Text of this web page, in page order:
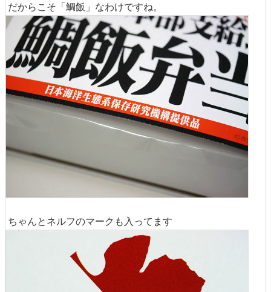
だからこそ「鯛飯」なわけですね。
ちゃんとネルフのマークも入ってます